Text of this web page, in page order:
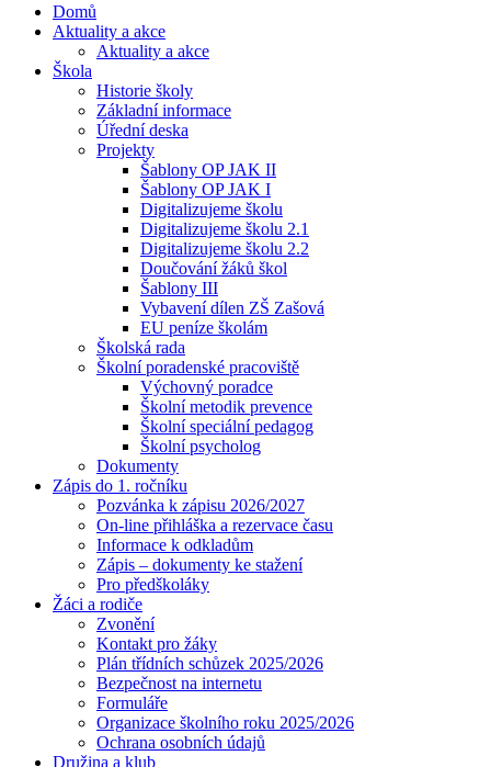
Domů
Aktuality a akce
Aktuality a akce
Škola
Historie školy
Základní informace
Úřední deska
Projekty
Šablony OP JAK II
Šablony OP JAK I
Digitalizujeme školu
Digitalizujeme školu 2.1
Digitalizujeme školu 2.2
Doučování žáků škol
Šablony III
Vybavení dílen ZŠ Zašová
EU peníze školám
Školská rada
Školní poradenské pracoviště
Výchovný poradce
Školní metodik prevence
Školní speciální pedagog
Školní psycholog
Dokumenty
Zápis do 1. ročníku
Pozvánka k zápisu 2026/2027
On-line přihláška a rezervace času
Informace k odkladům
Zápis – dokumenty ke stažení
Pro předškoláky
Žáci a rodiče
Zvonění
Kontakt pro žáky
Plán třídních schůzek 2025/2026
Bezpečnost na internetu
Formuláře
Organizace školního roku 2025/2026
Ochrana osobních údajů
Družina a klub